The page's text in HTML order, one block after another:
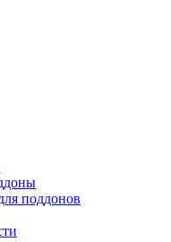
поддонов